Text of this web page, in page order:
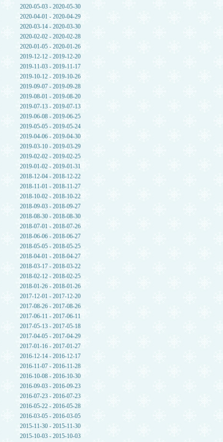
2020-05-03 - 2020-05-30
2020-04-01 - 2020-04-29
2020-03-14 - 2020-03-30
2020-02-02 - 2020-02-28
2020-01-05 - 2020-01-26
2019-12-12 - 2019-12-20
2019-11-03 - 2019-11-17
2019-10-12 - 2019-10-26
2019-09-07 - 2019-09-28
2019-08-01 - 2019-08-20
2019-07-13 - 2019-07-13
2019-06-08 - 2019-06-25
2019-05-05 - 2019-05-24
2019-04-06 - 2019-04-30
2019-03-10 - 2019-03-29
2019-02-02 - 2019-02-25
2019-01-02 - 2019-01-31
2018-12-04 - 2018-12-22
2018-11-01 - 2018-11-27
2018-10-02 - 2018-10-22
2018-09-03 - 2018-09-27
2018-08-30 - 2018-08-30
2018-07-01 - 2018-07-26
2018-06-06 - 2018-06-27
2018-05-05 - 2018-05-25
2018-04-01 - 2018-04-27
2018-03-17 - 2018-03-22
2018-02-12 - 2018-02-25
2018-01-26 - 2018-01-26
2017-12-01 - 2017-12-20
2017-08-26 - 2017-08-26
2017-06-11 - 2017-06-11
2017-05-13 - 2017-05-18
2017-04-05 - 2017-04-29
2017-01-16 - 2017-01-27
2016-12-14 - 2016-12-17
2016-11-07 - 2016-11-28
2016-10-08 - 2016-10-30
2016-09-03 - 2016-09-23
2016-07-23 - 2016-07-23
2016-05-22 - 2016-05-28
2016-03-05 - 2016-03-05
2015-11-30 - 2015-11-30
2015-10-03 - 2015-10-03